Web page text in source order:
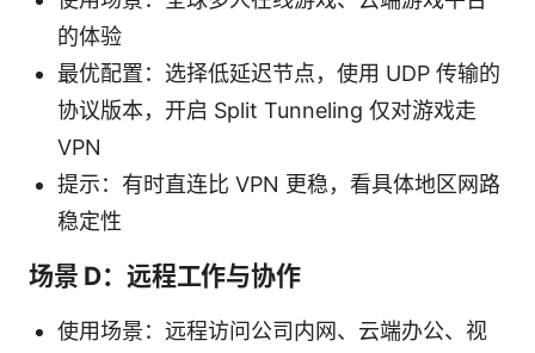
的体验
最优配置：选择低延迟节点，使用 UDP 传输的
协议版本，开启 Split Tunneling 仅对游戏走
VPN
提示：有时直连比 VPN 更稳，看具体地区网路
稳定性
场景 D：远程工作与协作
使用场景：远程访问公司内网、云端办公、视